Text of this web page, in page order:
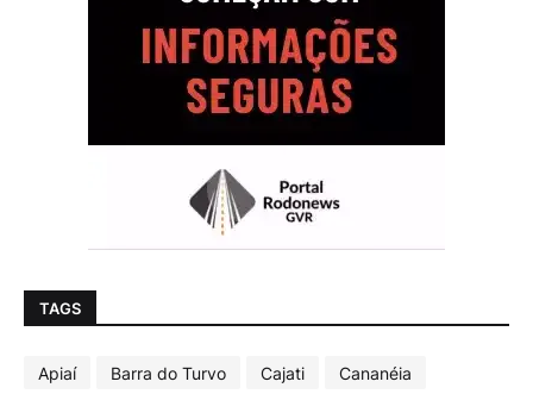
TAGS
Apiaí Barra do Turvo Cajati
Cananéia